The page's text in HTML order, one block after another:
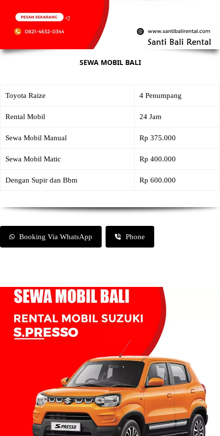
SEWA MOBIL BALI
Toyota Raize 4 Penumpang
Rental Mobil 24 Jam
Sewa Mobil Manual Rp 375.000
Sewa Mobil Matic Rp 400.000
Dengan Supir dan Bbm Rp 600.000
Booking Via WhatsApp Phone